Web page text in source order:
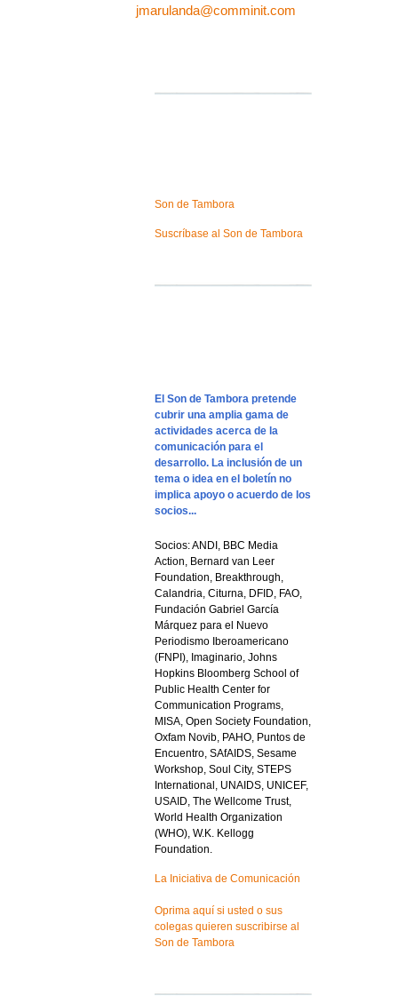
jmarulanda@comminit.com
Son de Tambora
Suscríbase al Son de Tambora
El Son de Tambora pretende
cubrir una amplia gama de
actividades acerca de la
comunicación para el
desarrollo. La inclusión de un
tema o idea en el boletín no
implica apoyo o acuerdo de los
socios...
Socios: ANDI, BBC Media
Action, Bernard van Leer
Foundation, Breakthrough,
Calandria, Citurna, DFID, FAO,
Fundación Gabriel García
Márquez para el Nuevo
Periodismo Iberoamericano
(FNPI), Imaginario, Johns
Hopkins Bloomberg School of
Public Health Center for
Communication Programs,
MISA, Open Society Foundation,
Oxfam Novib, PAHO, Puntos de
Encuentro, SAfAIDS, Sesame
Workshop, Soul City, STEPS
International, UNAIDS, UNICEF,
USAID, The Wellcome Trust,
World Health Organization
(WHO), W.K. Kellogg
Foundation.
La Iniciativa de Comunicación
Oprima aquí si usted o sus
colegas quieren suscribirse al
Son de Tambora